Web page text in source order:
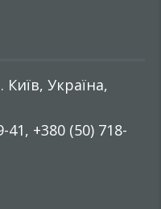
Україна,
41, +380 (50) 718-